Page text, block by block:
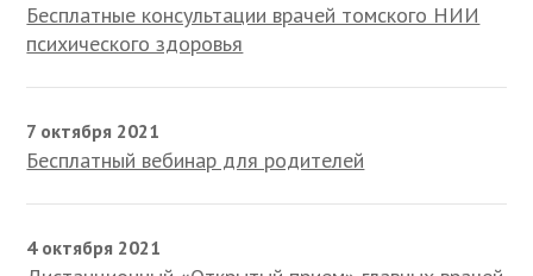
Бесплатные консультации врачей томского НИИ
психического здоровья
7 октября 2021
Бесплатный вебинар для родителей
4 октября 2021